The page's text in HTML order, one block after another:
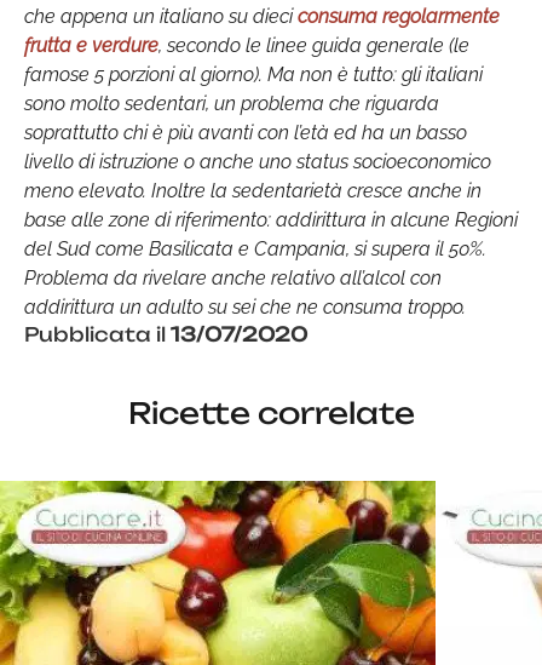
che appena un italiano su dieciconsuma regolarmente
frutta e verdure, secondo le linee guida generale (le
famose 5 porzioni al giorno). Ma non è tutto: gli italiani
sono molto sedentari, un problema che riguarda
soprattutto chi è più avanti con l’età ed ha un basso
livello di istruzione o anche uno status socioeconomico
meno elevato. Inoltre la sedentarietà cresce anche in
base alle zone di riferimento: addirittura in alcune Regioni
del Sud come Basilicata e Campania, si supera il 50%.
Problema da rivelare anche relativo all’alcol con
addirittura un adulto su sei che ne consuma troppo.
Pubblicata il 13/07/2020
Ricette correlate